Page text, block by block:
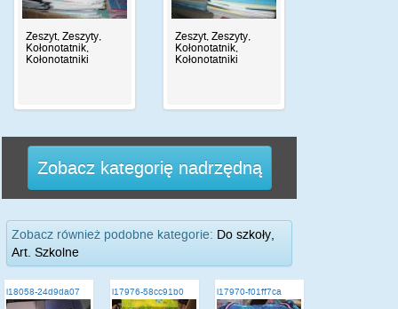
Zeszyt, Zeszyty,
Kołonotatnik,
Kołonotatniki
Zeszyt, Zeszyty,
Kołonotatnik,
Kołonotatniki
Zobacz kategorię nadrzędną
Zobacz również podobne kategorie: Do szkoły,
Art. Szkolne
i18058-24d9da07 i17976-58cc91b0 i17970-f01ff7ca